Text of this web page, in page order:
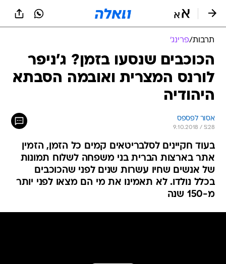
תרבות/פרינג'
הכוכבים שנסעו בזמן? ג'ניפר
לורנס המצרית ואובמה הסבתא
היהודיה
אסור לפספס
9.10.2018 / 5:28
בעוד חקיינים לסלבריטאים קמים כל הזמן, הזמין
אתר בארצות הברית בני משפחה לשלוח תמונות
של אנשים שחיו עשרות שנים לפני שהכוכבים
בכלל נולדו. לא תאמינו את מי הם מצאו לפני יותר
מ-150 שנה